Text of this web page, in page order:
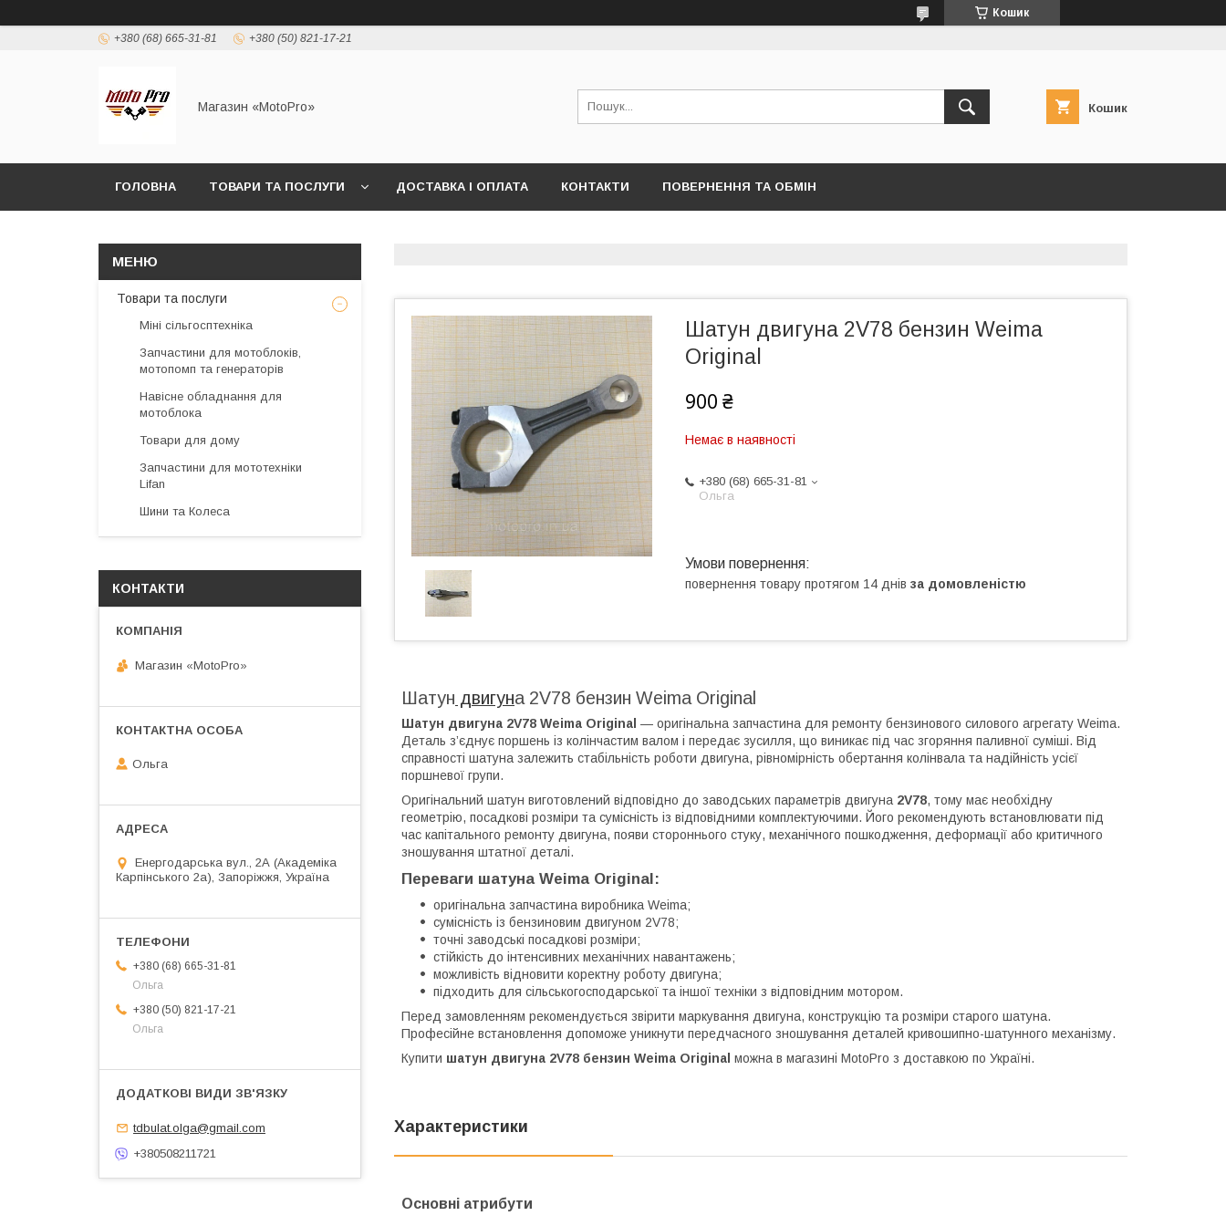
Кошик
+380 (68) 665-31-81 +380 (50) 821-17-21
Магазин «MotoPro» Кошик
ГОЛОВНА ТОВАРИ ТА ПОСЛУГИ ДОСТАВКА І ОПЛАТА КОНТАКТИ ПОВЕРНЕННЯ ТА ОБМІН
Шатун двигуна 2V78 бензин Weima
Original
900 ₴
Немає в наявності
+380 (68) 665-31-81
Ольга
повернення товару протягом 14 днів за домовленістю
Шатун двигуна 2V78 бензин Weima Original
Шатун двигуна 2V78 Weima Original — оригінальна запчастина для ремонту бензинового силового агрегату Weima.
Деталь з’єднує поршень із колінчастим валом і передає зусилля, що виникає під час згоряння паливної суміші. Від
справності шатуна залежить стабільність роботи двигуна, рівномірність обертання колінвала та надійність усієї
поршневої групи.
Оригінальний шатун виготовлений відповідно до заводських параметрів двигуна 2V78, тому має необхідну
геометрію, посадкові розміри та сумісність із відповідними комплектуючими. Його рекомендують встановлювати під
час капітального ремонту двигуна, появи стороннього стуку, механічного пошкодження, деформації або критичного
зношування штатної деталі.
Переваги шатуна Weima Original:
оригінальна запчастина виробника Weima;
сумісність із бензиновим двигуном 2V78;
точні заводські посадкові розміри;
стійкість до інтенсивних механічних навантажень;
можливість відновити коректну роботу двигуна;
підходить для сільськогосподарської та іншої техніки з відповідним мотором.
Перед замовленням рекомендується звірити маркування двигуна, конструкцію та розміри старого шатуна.
Професійне встановлення допоможе уникнути передчасного зношування деталей кривошипно-шатунного механізму.
Купити шатун двигуна 2V78 бензин Weima Original можна в магазині MotoPro з доставкою по Україні.
Характеристики
Основні атрибути
Товари та послуги
Міні сільгосптехніка
Запчастини для мотоблоків,
мотопомп та генераторів
Навісне обладнання для
мотоблока
Товари для дому
Запчастини для мототехніки
Lifan
Шини та Колеса
КОНТАКТИ
Магазин «MotoPro»
Ольга
Енергодарська вул., 2А (Академіка
Карпінського 2а), Запоріжжя, Україна
+380 (68) 665-31-81
Ольга
+380 (50) 821-17-21
Ольга
tdbulat.olga@gmail.com
+380508211721